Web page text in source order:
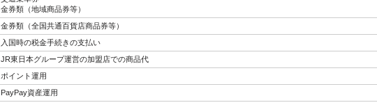
金券類（地域商品券等）
金券類（全国共通百貨店商品券等）
入国時の税金手続きの支払い
JR東日本グループ運営の加盟店での商品代
ポイント運用
PayPay資産運用